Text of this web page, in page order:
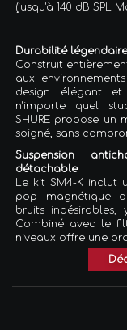
(jusqu'à 140 dB SPL
Durabilité
Construit
aux
design élégant
n'importe quel
SHURE propose
soigné, sans
Suspension
détachable
Le kit SM4-K inclut
pop magnétique
bruits indésirables,
Combiné avec le
niveaux offre une